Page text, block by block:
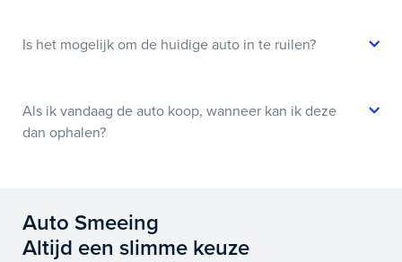
Is het mogelijk om de huidige auto in te ruilen?
Als ik vandaag de auto koop, wanneer kan ik deze
dan ophalen?
Auto Smeeing
Altijd een slimme keuze